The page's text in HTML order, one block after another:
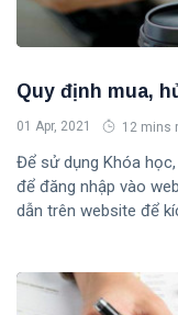
Quy định mua,
01 Apr, 2021 12 mins
Để sử dụng Khóa
để đăng nhập vào
dẫn trên website để